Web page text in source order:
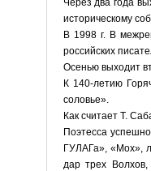
Через два года
историческому
В 1998 г. В
российских
Осенью выходит
К 140-летию
соловье».
Как считает Т.
Поэтесса
ГУЛАГа», «Мох»,
дар трех